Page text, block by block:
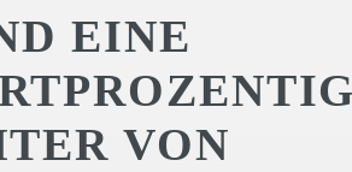
EINE
VON